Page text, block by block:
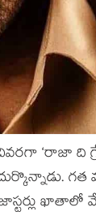
‘రాజా ది
గత
ఖాతాలో